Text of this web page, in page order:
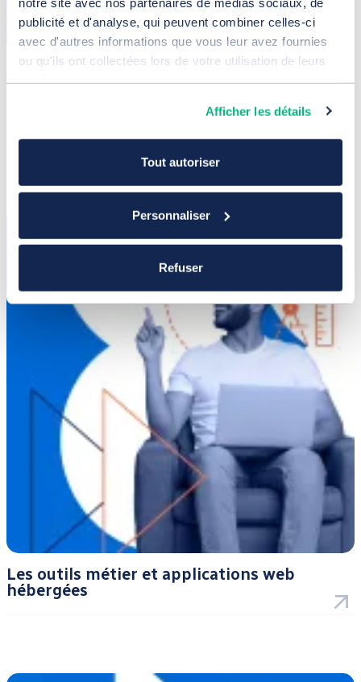
publicité et d'analyse, qui peuvent combiner celles-ci
avec d'autres informations que vous leur avez fournies
ou qu'ils ont collectées lors de votre utilisation de leurs
Afficher les détails
Tout autoriser
Personnaliser
Refuser
Notre approche du développement sur
Les outils métier et applications web
hébergées